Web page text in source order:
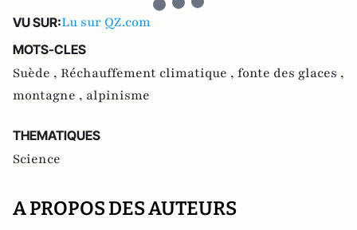
VU SUR:Lu sur QZ.com
MOTS-CLES
Suède , Réchauffement climatique , fonte des glaces ,
montagne , alpinisme
THEMATIQUES
Science
A PROPOS DES AUTEURS